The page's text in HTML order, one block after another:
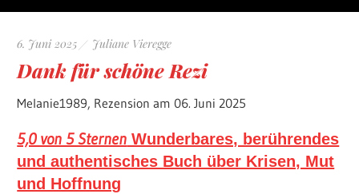
6. Juni 2025 Juliane Vieregge
Dank für schöne Rezi
Melanie1989, Rezension am 06. Juni 2025
5,0 von 5 Sternen Wunderbares, berührendes
und authentisches Buch über Krisen, Mut
und Hoffnung